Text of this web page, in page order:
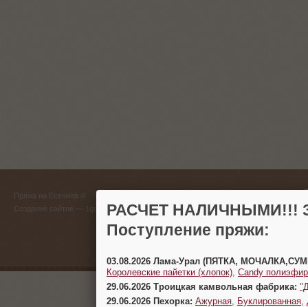
Пряжа на Есенина ©
Создание сайтов
(383)
г.
РАСЧЕТ НАЛИЧНЫМИ!!!
Поступление пряжи:
03.08.2026 Лама-Урал (ПЯТКА,
Королевские пайетки (хлопок) Candy
29.06.2026 Троицкая камвольная фабрика:
29.06.2026 Пехорка: Ажурная Буклированная